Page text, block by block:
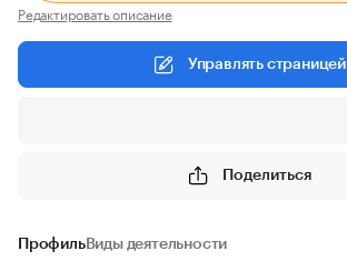
Редактировать описание
Управлять страницей
Поделиться
ПрофильВиды деятельности